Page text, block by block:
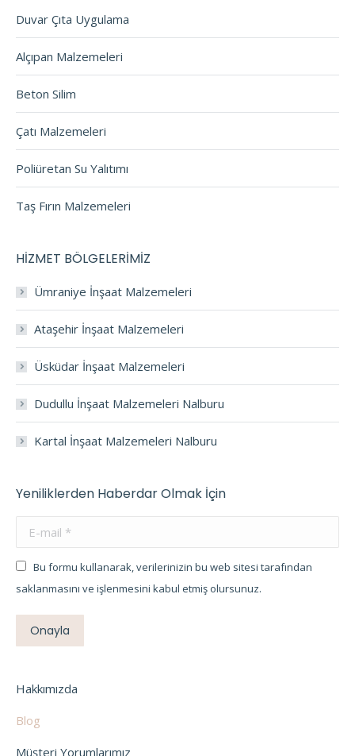
Duvar Çıta Uygulama
Alçıpan Malzemeleri
Beton Silim
Çatı Malzemeleri
Poliüretan Su Yalıtımı
Taş Fırın Malzemeleri
HİZMET BÖLGELERİMİZ
Ümraniye İnşaat Malzemeleri
Ataşehir İnşaat Malzemeleri
Üsküdar İnşaat Malzemeleri
Dudullu İnşaat Malzemeleri Nalburu
Kartal İnşaat Malzemeleri Nalburu
Yeniliklerden Haberdar Olmak İçin
E-mail *
Bu formu kullanarak, verilerinizin bu web sitesi tarafından
saklanmasını ve işlenmesini kabul etmiş olursunuz.
Onayla
Hakkımızda
Blog
Müşteri Yorumlarımız